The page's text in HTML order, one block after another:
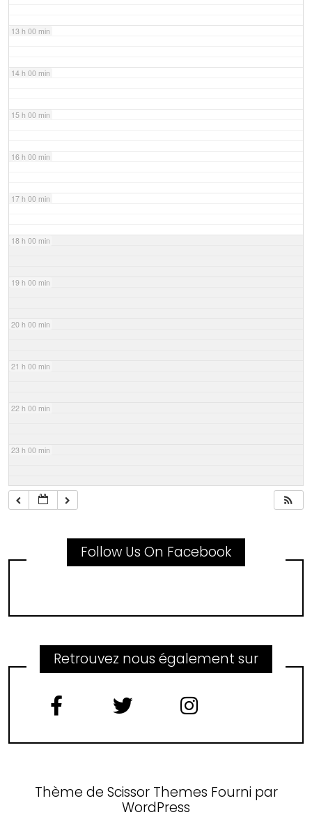
13 h 00 min
14 h 00 min
15 h 00 min
16 h 00 min
17 h 00 min
18 h 00 min
19 h 00 min
20 h 00 min
21 h 00 min
22 h 00 min
23 h 00 min
Follow Us On Facebook
Retrouvez nous également sur
Thème de Scissor Themes Fourni par
WordPress